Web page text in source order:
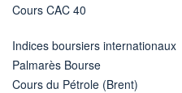
Cours CAC 40
Indices boursiers internationaux
Palmarès Bourse
Cours du Pétrole (Brent)